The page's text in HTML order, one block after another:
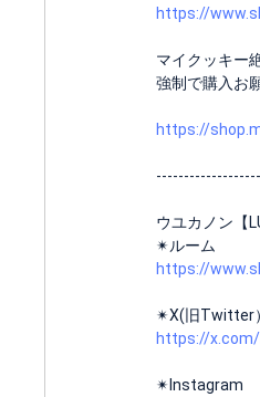
https://
マイクッキー
強制で購入お
https://
ウユカノン【
✴︎ルーム
https://
✴︎X(旧Twitter）
https://
✴︎Instagram